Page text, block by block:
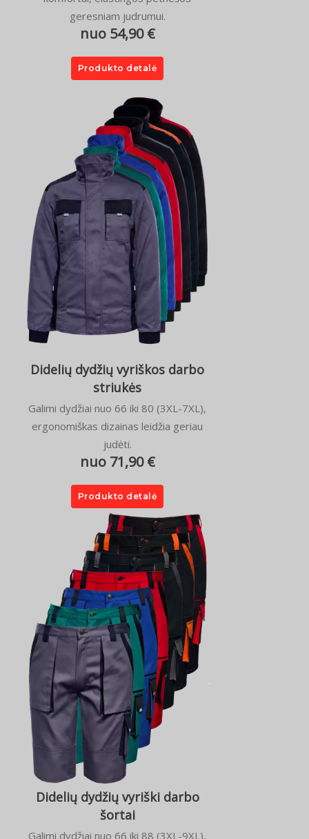
geresniam judrumui.
nuo 54,90 €
Produkto detalė
Didelių dydžių vyriškos darbo
striukės
Galimi dydžiai nuo 66 iki 80 (3XL-7XL),
ergonomiškas dizainas leidžia geriau
judėti.
nuo 71,90 €
Produkto detalė
Didelių dydžių vyriški darbo
šortai
Galimi dydžiai nuo 66 iki 88 (3XL-9XL),